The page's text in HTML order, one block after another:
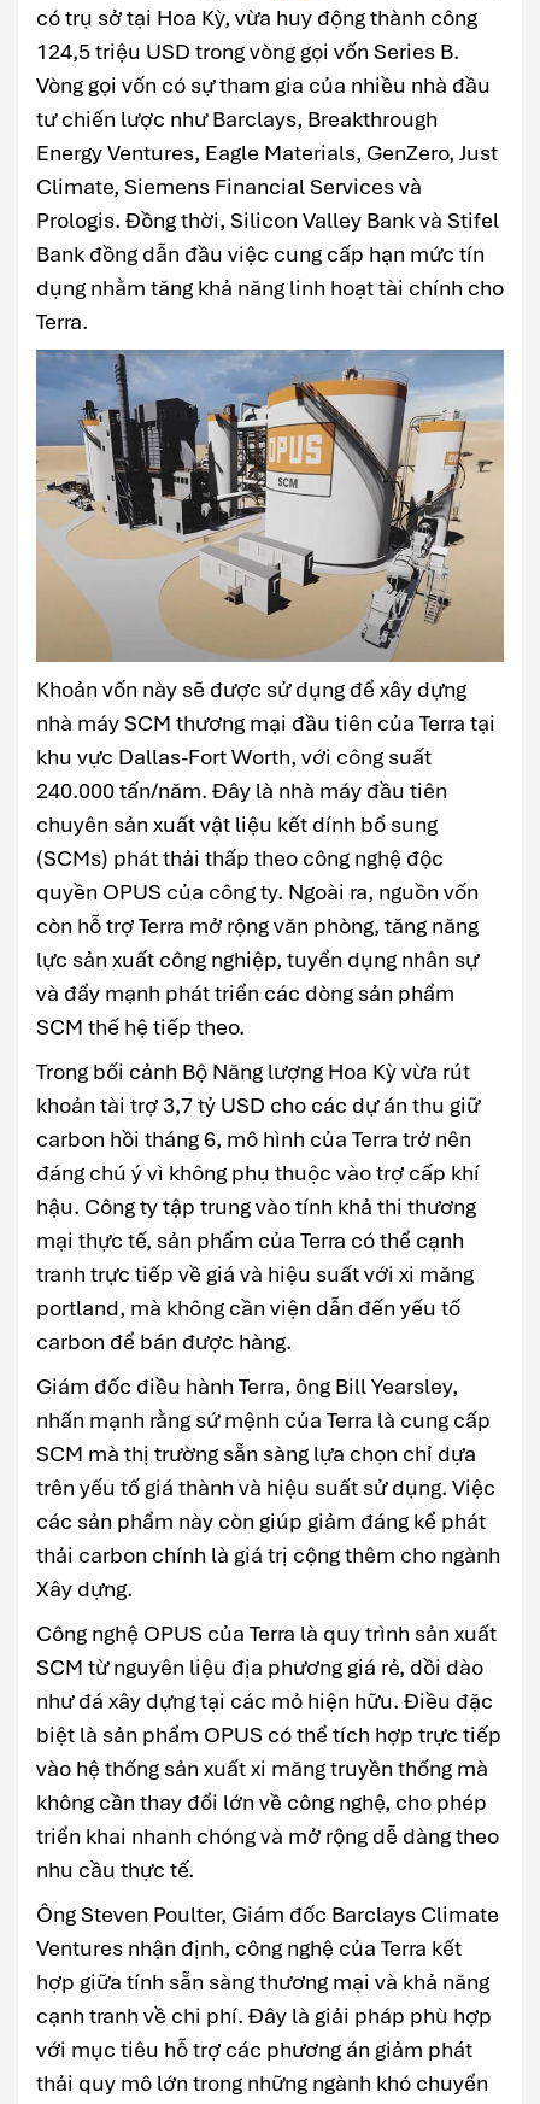
có trụ sở tại Hoa Kỳ, vừa huy động thành công
124,5 triệu USD trong vòng gọi vốn Series B.
Vòng gọi vốn có sự tham gia của nhiều nhà đầu
tư chiến lược như Barclays, Breakthrough
Energy Ventures, Eagle Materials, GenZero, Just
Climate, Siemens Financial Services và
Prologis. Đồng thời, Silicon Valley Bank và Stifel
Bank đồng dẫn đầu việc cung cấp hạn mức tín
dụng nhằm tăng khả năng linh hoạt tài chính cho
Terra.
Khoản vốn này sẽ được sử dụng để xây dựng
nhà máy SCM thương mại đầu tiên của Terra tại
khu vực Dallas-Fort Worth, với công suất
240.000 tấn/năm. Đây là nhà máy đầu tiên
chuyên sản xuất vật liệu kết dính bổ sung
(SCMs) phát thải thấp theo công nghệ độc
quyền OPUS của công ty. Ngoài ra, nguồn vốn
còn hỗ trợ Terra mở rộng văn phòng, tăng năng
lực sản xuất công nghiệp, tuyển dụng nhân sự
và đẩy mạnh phát triển các dòng sản phẩm
SCM thế hệ tiếp theo.
Trong bối cảnh Bộ Năng lượng Hoa Kỳ vừa rút
khoản tài trợ 3,7 tỷ USD cho các dự án thu giữ
carbon hồi tháng 6, mô hình của Terra trở nên
đáng chú ý vì không phụ thuộc vào trợ cấp khí
hậu. Công ty tập trung vào tính khả thi thương
mại thực tế, sản phẩm của Terra có thể cạnh
tranh trực tiếp về giá và hiệu suất với xi măng
portland, mà không cần viện dẫn đến yếu tố
carbon để bán được hàng.
Giám đốc điều hành Terra, ông Bill Yearsley,
nhấn mạnh rằng sứ mệnh của Terra là cung cấp
SCM mà thị trường sẵn sàng lựa chọn chỉ dựa
trên yếu tố giá thành và hiệu suất sử dụng. Việc
các sản phẩm này còn giúp giảm đáng kể phát
thải carbon chính là giá trị cộng thêm cho ngành
Xây dựng.
Công nghệ OPUS của Terra là quy trình sản xuất
SCM từ nguyên liệu địa phương giá rẻ, dồi dào
như đá xây dựng tại các mỏ hiện hữu. Điều đặc
biệt là sản phẩm OPUS có thể tích hợp trực tiếp
vào hệ thống sản xuất xi măng truyền thống mà
không cần thay đổi lớn về công nghệ, cho phép
triển khai nhanh chóng và mở rộng dễ dàng theo
nhu cầu thực tế.
Ông Steven Poulter, Giám đốc Barclays Climate
Ventures nhận định, công nghệ của Terra kết
hợp giữa tính sẵn sàng thương mại và khả năng
cạnh tranh về chi phí. Đây là giải pháp phù hợp
với mục tiêu hỗ trợ các phương án giảm phát
thải quy mô lớn trong những ngành khó chuyển